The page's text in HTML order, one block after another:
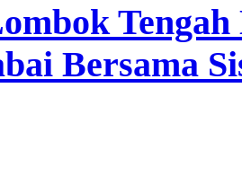
Bersama